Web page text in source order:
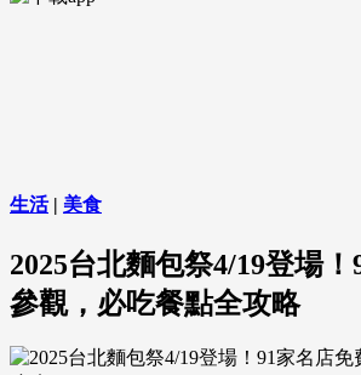
生活| 美食
2025台北麵包祭4/19登場
參觀，必吃餐點全攻略